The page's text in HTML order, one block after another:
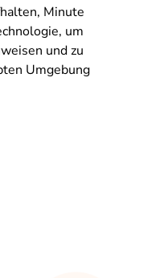
Minute
um
und zu
Umgebung